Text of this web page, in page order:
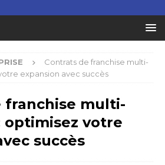
Contrats de franchise multi-
expansion avec succès
franchise multi-
optimisez votre
succès